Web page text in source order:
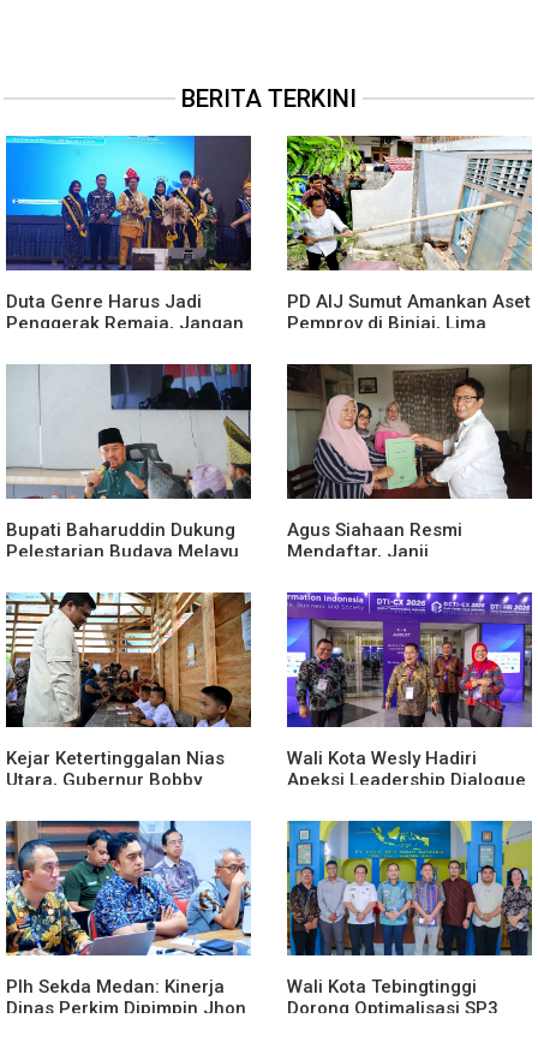
BERITA TERKINI
Duta Genre Harus Jadi
Penggerak Remaja, Jangan
PD AIJ Sumut Amankan Aset
Pemprov di Binjai, Lima
Ria Dibongkar
Bupati Baharuddin Dukung
Pelestarian Budaya Melayu
Jilid 7
Agus Siahaan Resmi
Mendaftar, Janji
Lomba Karya Tulis Se-Sumut
Kejar Ketertinggalan Nias
Utara, Gubernur Bobby
Gedung SMPN 4 Sitoli Ori
Wali Kota Wesly Hadiri
Apeksi Leadership Dialogue
Transformasi Digital
Plh Sekda Medan: Kinerja
Dinas Perkim Dipimpin Jhon
Wali Kota Tebingtinggi
Dorong Optimalisasi SP3